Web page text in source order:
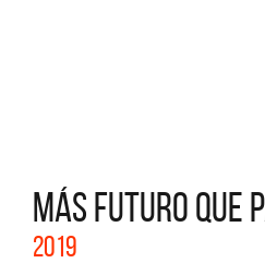
MÁS FUTURO QUE
2019